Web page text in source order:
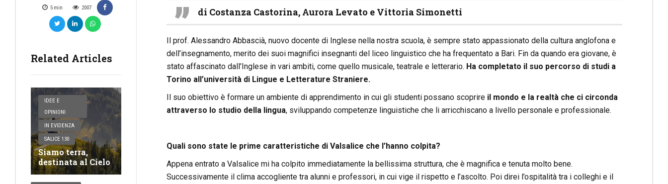
5 min 2007
Related Articles
IDEE E
OPINIONI
IN EVIDENZA
SALICE 130
Siamo terra,
destinata al Cielo
di Costanza Castorina, Aurora Levato e Vittoria Simonetti
Il prof. Alessandro Abbascià, nuovo docente di Inglese nella nostra scuola, è sempre stato appassionato della cultura anglofona e
dell’insegnamento, merito dei suoi magnifici insegnanti del liceo linguistico che ha frequentato a Bari. Fin da quando era giovane, è
stato affascinato dall’Inglese in vari ambiti, come quello musicale, teatrale e letterario. Ha completato il suo percorso di studi a
Torino all’università di Lingue e Letterature Straniere.
Il suo obiettivo è formare un ambiente di apprendimento in cui gli studenti possano scoprire il mondo e la realtà che ci circonda
attraverso lo studio della lingua, sviluppando competenze linguistiche che li arricchiscano a livello personale e professionale.
Quali sono state le prime caratteristiche di Valsalice che l’hanno colpita?
Appena entrato a Valsalice mi ha colpito immediatamente la bellissima struttura, che è magnifica e tenuta molto bene.
Successivamente il clima accogliente tra alunni e professori, in cui vige il rispetto e l’ascolto. Poi direi l’ospitalità tra i colleghi e il